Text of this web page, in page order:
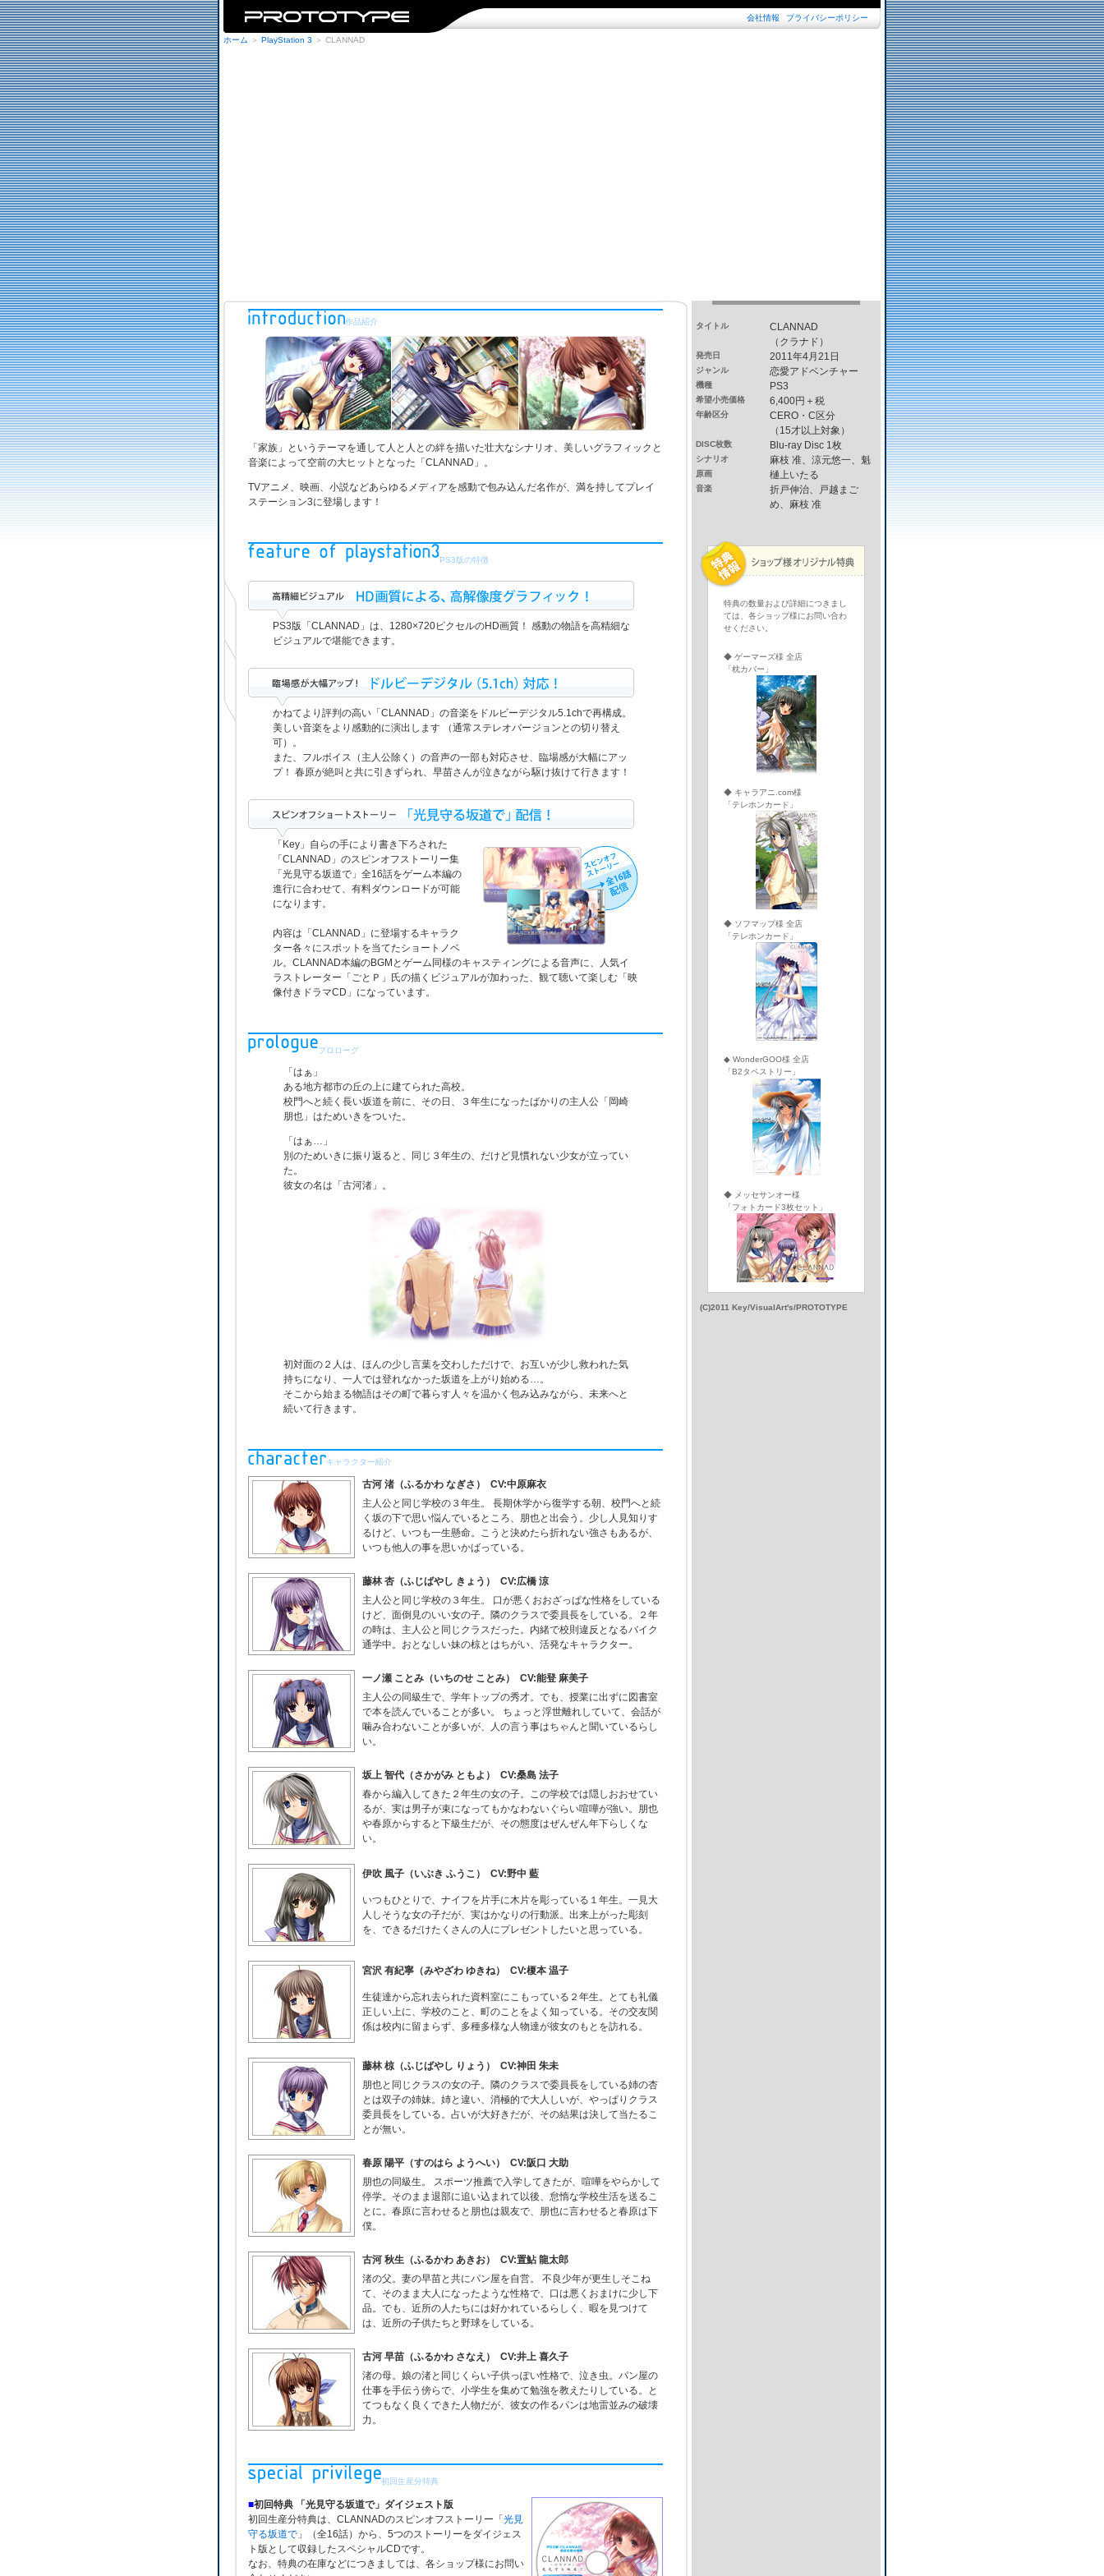
ホーム ＞ PlayStation 3 ＞ CLANNAD
作品紹介
「家族」というテーマを通して人と人との絆を描いた壮大なシナリオ、美しいグラフィックと
音楽によって空前の大ヒットとなった「CLANNAD」。
TVアニメ、映画、小説などあらゆるメディアを感動で包み込んだ名作が、満を持してプレイ
ステーション3に登場します！
PS3版の特徴
PS3版「CLANNAD」は、1280×720ピクセルのHD画質！ 感動の物語を高精細な
ビジュアルで堪能できます。
かねてより評判の高い「CLANNAD」の音楽をドルビーデジタル5.1chで再構成。
美しい音楽をより感動的に演出します （通常ステレオバージョンとの切り替え
可）。
また、フルボイス（主人公除く）の音声の一部も対応させ、臨場感が大幅にアッ
プ！ 春原が絶叫と共に引きずられ、早苗さんが泣きながら駆け抜けて行きます！
「Key」自らの手により書き下ろされた
「CLANNAD」のスピンオフストーリー集
「光見守る坂道で」全16話をゲーム本編の
進行に合わせて、有料ダウンロードが可能
になります。
内容は「CLANNAD」に登場するキャラク
ター各々にスポットを当てたショートノベ
ル。CLANNAD本編のBGMとゲーム同様のキャスティングによる音声に、人気イ
ラストレーター「ごとＰ」氏の描くビジュアルが加わった、観て聴いて楽しむ「映
像付きドラマCD」になっています。
プロローグ
「はぁ」
ある地方都市の丘の上に建てられた高校。
校門へと続く長い坂道を前に、その日、３年生になったばかりの主人公「岡崎
朋也」はためいきをついた。
「はぁ…」
別のためいきに振り返ると、同じ３年生の、だけど見慣れない少女が立ってい
た。
彼女の名は「古河渚」。
初対面の２人は、ほんの少し言葉を交わしただけで、お互いが少し救われた気
持ちになり、一人では登れなかった坂道を上がり始める…。
そこから始まる物語はその町で暮らす人々を温かく包み込みながら、未来へと
続いて行きます。
キャラクター紹介
古河 渚（ふるかわ なぎさ） CV:中原麻衣
主人公と同じ学校の３年生。 長期休学から復学する朝、校門へと続
く坂の下で思い悩んでいるところ、朋也と出会う。少し人見知りす
るけど、いつも一生懸命。こうと決めたら折れない強さもあるが、
いつも他人の事を思いかばっている。
藤林 杏（ふじばやし きょう） CV:広橋 涼
主人公と同じ学校の３年生。 口が悪くおおざっぱな性格をしている
けど、面倒見のいい女の子。隣のクラスで委員長をしている。２年
の時は、主人公と同じクラスだった。内緒で校則違反となるバイク
通学中。おとなしい妹の椋とはちがい、活発なキャラクター。
一ノ瀬 ことみ（いちのせ ことみ） CV:能登 麻美子
主人公の同級生で、学年トップの秀才。でも、授業に出ずに図書室
で本を読んでいることが多い。 ちょっと浮世離れしていて、会話が
噛み合わないことが多いが、人の言う事はちゃんと聞いているらし
い。
坂上 智代（さかがみ ともよ） CV:桑島 法子
春から編入してきた２年生の女の子。この学校では隠しおおせてい
るが、実は男子が束になってもかなわないぐらい喧嘩が強い。朋也
や春原からすると下級生だが、その態度はぜんぜん年下らしくな
い。
伊吹 風子（いぶき ふうこ） CV:野中 藍
いつもひとりで、ナイフを片手に木片を彫っている１年生。一見大
人しそうな女の子だが、実はかなりの行動派。出来上がった彫刻
を、できるだけたくさんの人にプレゼントしたいと思っている。
宮沢 有紀寧（みやざわ ゆきね） CV:榎本 温子
生徒達から忘れ去られた資料室にこもっている２年生。とても礼儀
正しい上に、学校のこと、町のことをよく知っている。その交友関
係は校内に留まらず、多種多様な人物達が彼女のもとを訪れる。
藤林 椋（ふじばやし りょう） CV:神田 朱未
朋也と同じクラスの女の子。隣のクラスで委員長をしている姉の杏
とは双子の姉妹。姉と違い、消極的で大人しいが、やっぱりクラス
委員長をしている。占いが大好きだが、その結果は決して当たるこ
とが無い。
春原 陽平（すのはら ようへい） CV:阪口 大助
朋也の同級生。 スポーツ推薦で入学してきたが、喧嘩をやらかして
停学。そのまま退部に追い込まれて以後、怠惰な学校生活を送るこ
とに。春原に言わせると朋也は親友で、朋也に言わせると春原は下
僕。
古河 秋生（ふるかわ あきお） CV:置鮎 龍太郎
渚の父。妻の早苗と共にパン屋を自営。 不良少年が更生しそこね
て、そのまま大人になったような性格で、口は悪くおまけに少し下
品。でも、近所の人たちには好かれているらしく、暇を見つけて
は、近所の子供たちと野球をしている。
古河 早苗（ふるかわ さなえ） CV:井上 喜久子
渚の母。娘の渚と同じくらい子供っぽい性格で、泣き虫。パン屋の
仕事を手伝う傍らで、小学生を集めて勉強を教えたりしている。と
てつもなく良くできた人物だが、彼女の作るパンは地雷並みの破壊
力。
初回生産分特典
■初回特典 「光見守る坂道で」ダイジェスト版
初回生産分特典は、CLANNADのスピンオフストーリー「 光見
守る坂道で 」（全16話）から、5つのストーリーをダイジェス
ト版として収録したスペシャルCDです。
なお、特典の在庫などにつきましては、各ショップ様にお問い
タイトル
CLANNAD
（クラナド）
発売日 2011年4月21日
ジャンル 恋愛アドベンチャー
機種 PS3
希望小売価格 6,400円＋税
年齢区分
CERO・C区分
（15才以上対象）
DISC枚数 Blu-ray Disc 1枚
シナリオ 麻枝 准、涼元悠一、魁
原画 樋上いたる
音楽
折戸伸治、戸越まご
め、麻枝 准
特典の数量および詳細につきまし
ては、各ショップ様にお問い合わ
せください。
◆ ゲーマーズ様 全店
「枕カバー」
◆ キャラアニ.com様
「テレホンカード」
◆ ソフマップ様 全店
「テレホンカード」
◆ WonderGOO様 全店
「B2タペストリー」
◆ メッセサンオー様
「フォトカード3枚セット」
(C)2011 Key/VisualArt's/PROTOTYPE